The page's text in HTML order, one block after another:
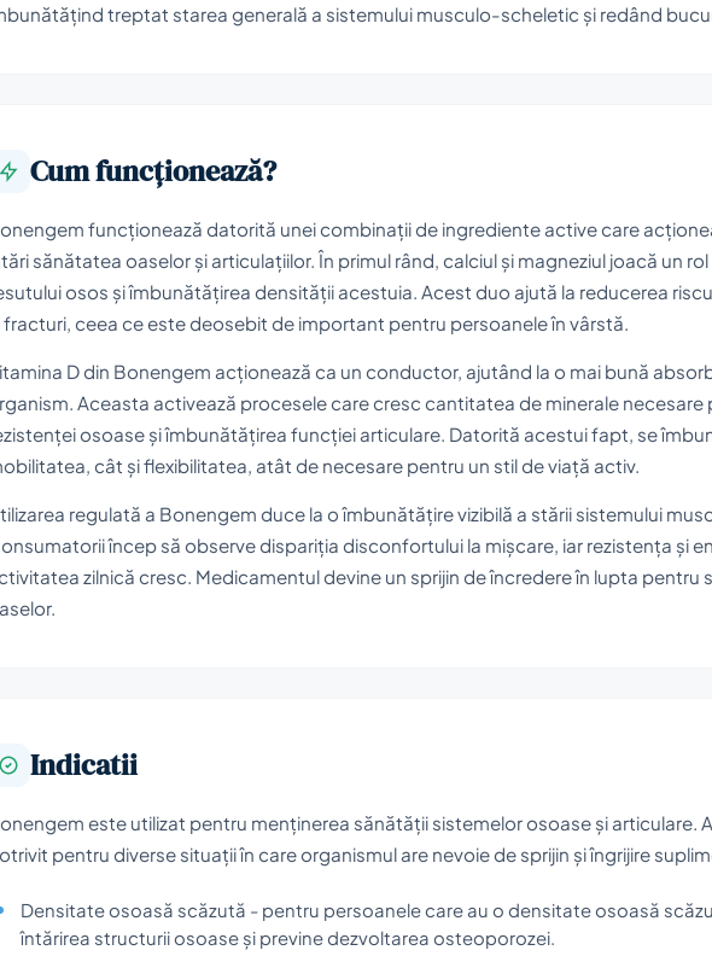
treptat starea generală a sistemului musculo-scheletic și redând
Cum funcționează?
funcționează datorită unei combinații de ingrediente active care
sănătatea oaselor și articulațiilor. În primul rând, calciul și magneziul joacă un
osos și îmbunătățirea densității acestuia. Acest duo ajută la reducerea
fracturi, ceea ce este deosebit de important pentru persoanele în vârstă.
D din Bonengem acționează ca un conductor, ajutând la o mai bună
Aceasta activează procesele care cresc cantitatea de minerale necesare
osoase și îmbunătățirea funcției articulare. Datorită acestui fapt, se
cât și flexibilitatea, atât de necesare pentru un stil de viață activ.
regulată a Bonengem duce la o îmbunătățire vizibilă a stării sistemului
încep să observe dispariția disconfortului la mișcare, iar rezistența și
zilnică cresc. Medicamentul devine un sprijin de încredere în lupta pentru
Indicatii
este utilizat pentru menținerea sănătății sistemelor osoase și articulare.
pentru diverse situații în care organismul are nevoie de sprijin și îngrijire
Densitate osoasă scăzută - pentru persoanele care au o densitate osoasă
întărirea structurii osoase și previne dezvoltarea osteoporozei.